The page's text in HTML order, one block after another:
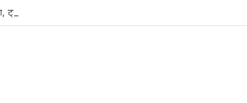
ट्राला की टक्कर से युवक की मौत